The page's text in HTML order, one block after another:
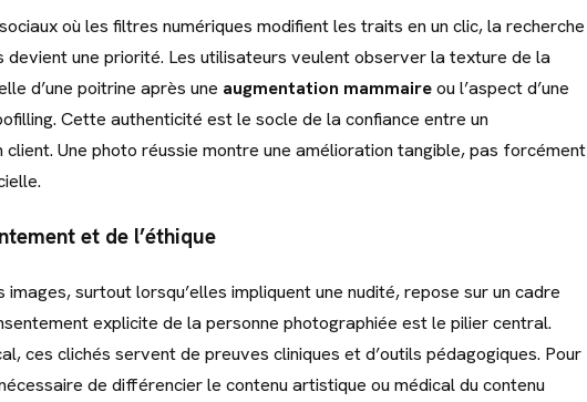
où les filtres numériques modifient les traits en un clic, la recherche
devient une priorité. Les utilisateurs veulent observer la texture de la
d’une poitrine après une augmentation mammaireou l’aspect d’une
Cette authenticité est le socle de la confiance entre un
Une photo réussie montre une amélioration tangible, pas forcément
et de l’éthique
surtout lorsqu’elles impliquent une nudité, repose sur un cadre
explicite de la personne photographiée est le pilier central.
ces clichés servent de preuves cliniques et d’outils pédagogiques. Pour
de différencier le contenu artistique ou médical du contenu